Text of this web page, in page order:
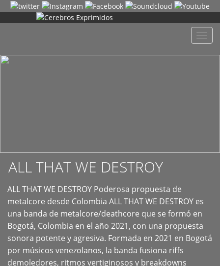
ALL THAT WE DESTROY
ALL THAT WE DESTROY Poderosa propuesta de
metalcore desde Colombia ALL THAT WE DESTROY es
una banda de metalcore/deathcore que se formó en
Bogotá, Colombia en el año 2021, con una propuesta
sonora potente y agresiva. Formada en 2021 en Bogotá
por músicos venezolanos, la banda fusiona riffs
demoledores, ritmos vertiginosos y breakdowns
+